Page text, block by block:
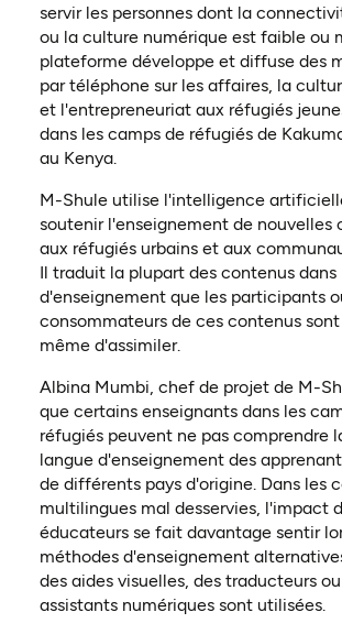
servir les personnes dont la
ou la culture numérique est faible ou
plateforme développe et diffuse des
par téléphone sur les affaires, la
et l'entrepreneuriat aux réfugiés
dans les camps de réfugiés de
au Kenya.
M-Shule utilise l'intelligence
soutenir l'enseignement de nouvelles
aux réfugiés urbains et aux
Il traduit la plupart des contenus dans
d'enseignement que les participants
consommateurs de ces contenus
même d'assimiler.
Albina Mumbi, chef de projet de M-
que certains enseignants dans les
réfugiés peuvent ne pas comprendre
langue d'enseignement des
de différents pays d'origine. Dans les
multilingues mal desservies, l'impact
éducateurs se fait davantage sentir
méthodes d'enseignement
des aides visuelles, des traducteurs
assistants numériques sont utilisées.